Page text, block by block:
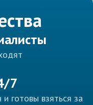
7
готовы взяться за